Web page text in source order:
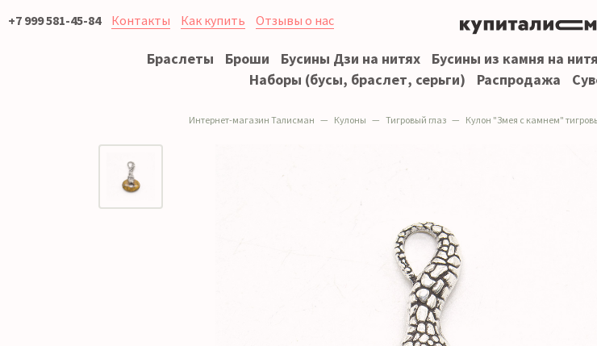
+7 999 581-45-84 Контакты Как купить Отзывы о нас
Браслеты Броши Бусины Дзи на нитях Бусины из камня на
Наборы (бусы, браслет, серьги)
Распродажа
Интернет-магазин Талисман Кулоны Тигровый глаз Кулон "Змея с камнем" тигровый